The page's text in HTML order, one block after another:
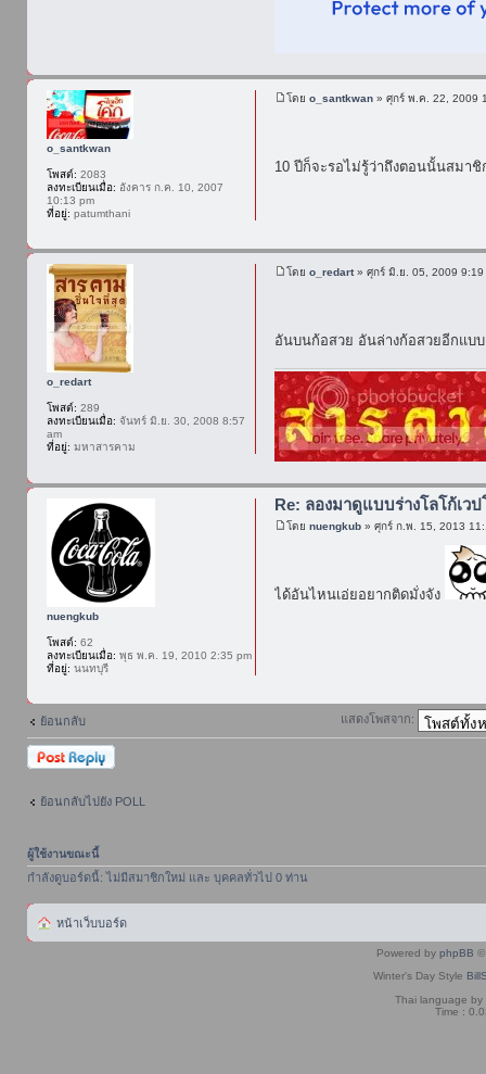
โดยo_santkwan » ศุกร์ พ.ค. 22, 2009
10 ปีก็จะรอไม่รู้ว่าถึงตอนนั้นสมา
o_santkwan
โพสต์: 2083
ลงทะเบียนเมื่อ: อังคาร ก.ค. 10, 2007
10:13 pm
ที่อยู่: patumthani
โดยo_redart» ศุกร์ มิ.ย. 05, 2009 9:19
อันบนก้อสวย อันล่างก้อสวยอีกแบ
o_redart
โพสต์: 289
ลงทะเบียนเมื่อ: จันทร์ มิ.ย. 30, 2008 8:57
am
ที่อยู่: มหาสารคาม
Re: ลองมาดูแบบร่างโลโก้เว
โดยnuengkub » ศุกร์ ก.พ. 15, 2013
ได้อันไหนเอ่ยอยากติดมั่งจัง
nuengkub
โพสต์: 62
ลงทะเบียนเมื่อ: พุธ พ.ค. 19, 2010 2:35 pm
ที่อยู่: นนทบุรี
ย้อนกลับ แสดงโพสจาก:
ตอบกระทู้
ย้อนกลับไปยัง POLL
ผู้ใช้งานขณะนี้
กำลังดูบอร์ดนี้: ไม่มีสมาชิกใหม่ และ บุคคลทั่วไป 0 ท่าน
หน้าเว็บบอร์ด
Powered by phpBB ©
Winter's Day Style
Thai language by
Time :